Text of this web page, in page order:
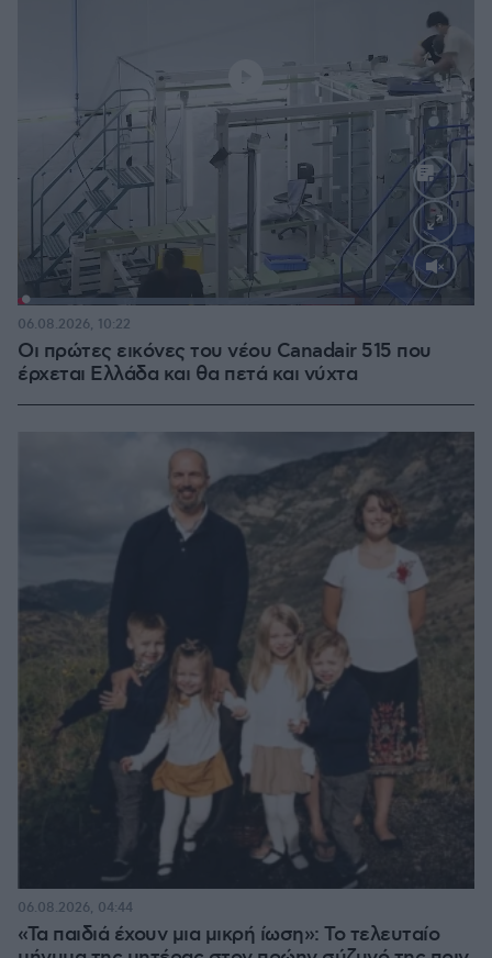
Loaded
Οι πρώτες εικόνες του νέου Canadair 515 που
έρχεται Ελλάδα και θα πετά και νύχτα
06.08.2026, 10:22
«Τα παιδιά έχουν μια μικρή ίωση»: Το τελευταίο
06.08.2026, 04:44